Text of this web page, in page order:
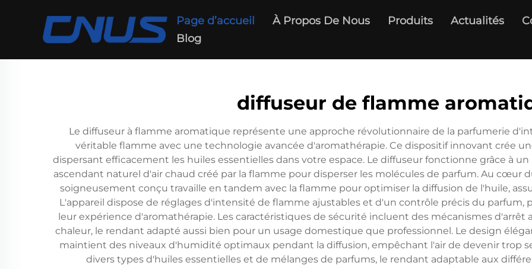
Page d’accueil À Propos De Nous Produits Actualités
Blog
diffuseur de flamme
Le diffuseur à flamme aromatique représente une approche révolutionnaire de la parfumerie
véritable flamme avec une technologie avancée d'aromathérapie. Ce dispositif innovant crée
dispersant efficacement les huiles essentielles dans votre espace. Le diffuseur fonctionne grâce à
ascendant naturel d'air chaud créé par la flamme pour disperser les molécules de parfum. Au cœur
soigneusement conçu travaille en tandem avec la flamme pour optimiser la diffusion de l'huile,
L'appareil dispose de réglages d'intensité de flamme ajustables et d'un contrôle précis du
leur expérience d'aromathérapie. Les caractéristiques de sécurité incluent des mécanismes
chaleur, le rendant adapté aussi bien pour un usage domestique que professionnel. Le design
maintient des niveaux d'humidité optimaux pendant la diffusion, empêchant l'air de devenir trop
divers types d'huiles essentielles et de mélanges de parfums, le rendant adaptable aux